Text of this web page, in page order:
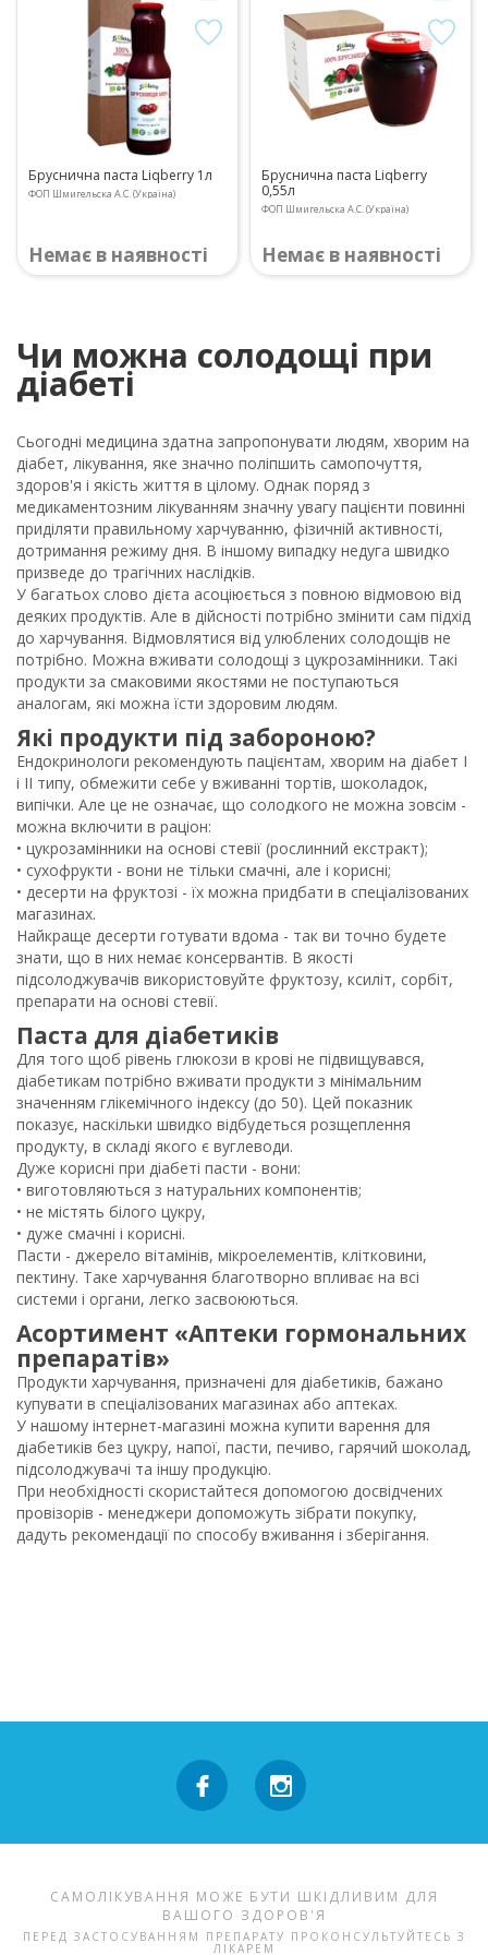
Бруснична паста Liqberry 1л
ФОП Шмигельска А.С. (Україна)
Немає в наявності
Бруснична паста Liqberry
0,55л
ФОП Шмигельска А.С. (Україна)
Немає в наявності
Чи можна солодощі при
діабеті
Сьогодні медицина здатна запропонувати людям, хворим на
діабет, лікування, яке значно поліпшить самопочуття,
здоров'я і якість життя в цілому. Однак поряд з
медикаментозним лікуванням значну увагу пацієнти повинні
приділяти правильному харчуванню, фізичній активності,
дотримання режиму дня. В іншому випадку недуга швидко
призведе до трагічних наслідків.
У багатьох слово дієта асоціюється з повною відмовою від
деяких продуктів. Але в дійсності потрібно змінити сам підхід
до харчування. Відмовлятися від улюблених солодощів не
потрібно. Можна вживати солодощі з цукрозамінники. Такі
продукти за смаковими якостями не поступаються
аналогам, які можна їсти здоровим людям.
Які продукти під забороною?
Ендокринологи рекомендують пацієнтам, хворим на діабет I
і II типу, обмежити себе у вживанні тортів, шоколадок,
випічки. Але це не означає, що солодкого не можна зовсім -
можна включити в раціон:
• цукрозамінники на основі стевії (рослинний екстракт);
• сухофрукти - вони не тільки смачні, але і корисні;
• десерти на фруктозі - їх можна придбати в спеціалізованих
магазинах.
Найкраще десерти готувати вдома - так ви точно будете
знати, що в них немає консервантів. В якості
підсолоджувачів використовуйте фруктозу, ксиліт, сорбіт,
препарати на основі стевії.
Паста для діабетиків
Для того щоб рівень глюкози в крові не підвищувався,
діабетикам потрібно вживати продукти з мінімальним
значенням глікемічного індексу (до 50). Цей показник
показує, наскільки швидко відбудеться розщеплення
продукту, в складі якого є вуглеводи.
Дуже корисні при діабеті пасти - вони:
• виготовляються з натуральних компонентів;
• не містять білого цукру,
• дуже смачні і корисні.
Пасти - джерело вітамінів, мікроелементів, клітковини,
пектину. Таке харчування благотворно впливає на всі
системи і органи, легко засвоюються.
Асортимент «Аптеки гормональних
препаратів»
Продукти харчування, призначені для діабетиків, бажано
купувати в спеціалізованих магазинах або аптеках.
У нашому інтернет-магазині можна купити варення для
діабетиків без цукру, напої, пасти, печиво, гарячий шоколад,
підсолоджувачі та іншу продукцію.
При необхідності скористайтеся допомогою досвідчених
провізорів - менеджери допоможуть зібрати покупку,
дадуть рекомендації по способу вживання і зберігання.
САМОЛІКУВАННЯ МОЖЕ БУТИ ШКІДЛИВИМ ДЛЯ
ВАШОГО ЗДОРОВ'Я
ПЕРЕД ЗАСТОСУВАННЯМ ПРЕПАРАТУ ПРОКОНСУЛЬТУЙТЕСЬ З
ЛІКАРЕМ